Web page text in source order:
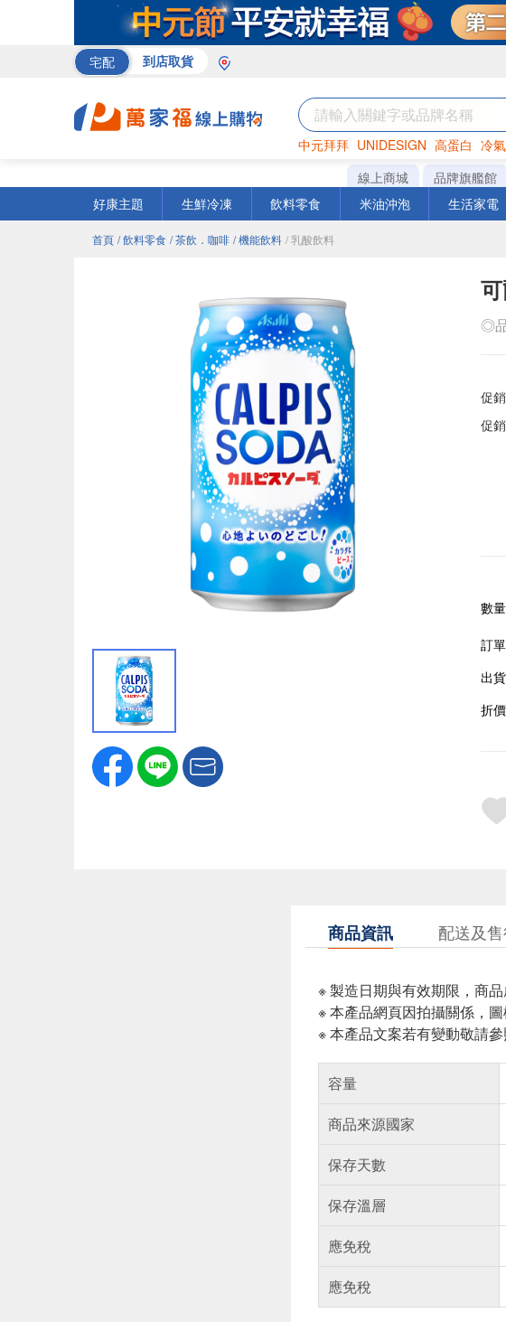
宅配 到店取貨
中元拜拜 UNIDESIGN 高蛋白 冷
罐頭 咖啡 海苔
線上商城 品牌旗艦館
好康主題
生鮮冷凍 飲料零食 米油沖泡 生活家電
首頁 / 飲料零食 / 茶飲．咖啡 / 機能飲料 / 乳酸飲料
◎
促
促
數量
訂
出
折
商品資訊 配送及
※ 製造日期與有效期限，商
※ 本產品網頁因拍攝關係，
※ 本產品文案若有變動敬請
容量
商品來源國家
保存天數
保存溫層
應免稅
應免稅